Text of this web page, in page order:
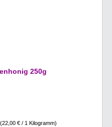
250g
(22,00 € / 1 Kilogramm)